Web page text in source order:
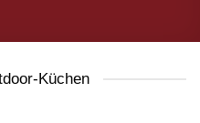
Küchen